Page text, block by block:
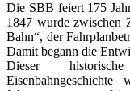
Die SBB feiert 175
1847 wurde zwischen
Bahn“, der
Damit begann die
Dieser